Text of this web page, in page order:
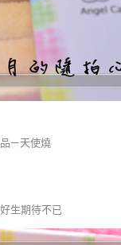
—天使燒
生期待不已